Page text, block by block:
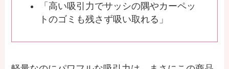
「高い吸引力でサッシの隅やカーペッ
トのゴミも残さず吸い取れる」